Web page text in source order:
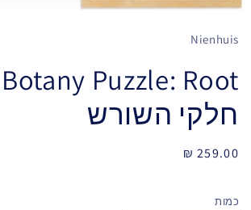
Nienhuis
חלקי השורש
מחיר
259.00 ₪
כמות